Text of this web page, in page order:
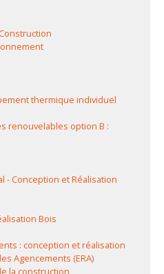
thermique individuel
renouvelables option B :
- Conception et Réalisation
Bois
: conception et réalisation
Agencements (ERA)
la construction